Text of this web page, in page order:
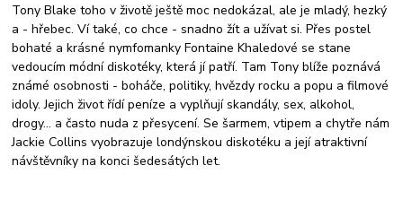
Tony Blake toho v životě ještě moc nedokázal, ale je mladý, hezký
a - hřebec. Ví také, co chce - snadno žít a užívat si. Přes postel
bohaté a krásné nymfomanky Fontaine Khaledové se stane
vedoucím módní diskotéky, která jí patří. Tam Tony blíže poznává
známé osobnosti - boháče, politiky, hvězdy rocku a popu a filmové
idoly. Jejich život řídí peníze a vyplňují skandály, sex, alkohol,
drogy... a často nuda z přesycení. Se šarmem, vtipem a chytře nám
Jackie Collins vyobrazuje londýnskou diskotéku a její atraktivní
návštěvníky na konci šedesátých let.